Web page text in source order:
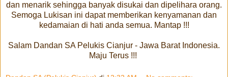
dan menarik sehingga banyak disukai dan dipelihara orang.
Semoga Lukisan ini dapat memberikan kenyamanan dan
kedamaian di hati anda semua. Mantap !!!
Salam Dandan SA Pelukis Cianjur - Jawa Barat Indonesia.
Maju Terus !!!